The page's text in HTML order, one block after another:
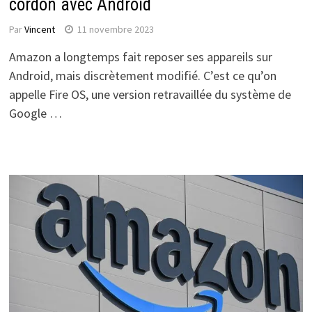
cordon avec Android
ParVincent 11 novembre 2023
Amazon a longtemps fait reposer ses appareils sur
Android, mais discrètement modifié. C’est ce qu’on
appelle Fire OS, une version retravaillée du système de
Google …